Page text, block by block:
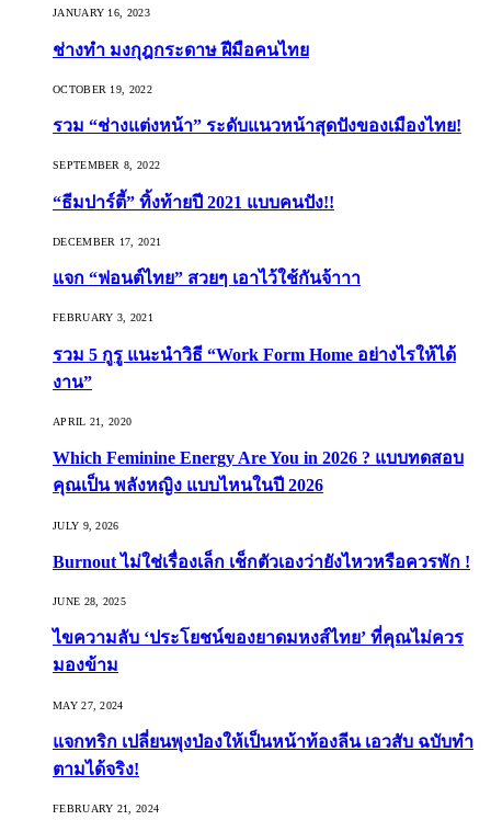
JANUARY 16, 2023
ช่างทำ มงกุฎกระดาษ ฝีมือคนไทย
OCTOBER 19, 2022
รวม “ช่างแต่งหน้า” ระดับแนวหน้าสุดปังของเมืองไทย!
SEPTEMBER 8, 2022
“ธีมปาร์ตี้” ทิ้งท้ายปี 2021 แบบคนปัง!!
DECEMBER 17, 2021
แจก “ฟอนต์ไทย” สวยๆ เอาไว้ใช้กันจ้าาา
FEBRUARY 3, 2021
รวม 5 กูรู แนะนำวิธี “Work Form Home อย่างไรให้ได้
งาน”
APRIL 21, 2020
Which Feminine Energy Are You in 2026 ? แบบทดสอบ
คุณเป็น พลังหญิง แบบไหนในปี 2026
JULY 9, 2026
Burnout ไม่ใช่เรื่องเล็ก เช็กตัวเองว่ายังไหวหรือควรพัก !
JUNE 28, 2025
ไขความลับ ‘ประโยชน์ของยาดมหงส์ไทย’ ที่คุณไม่ควร
มองข้าม
MAY 27, 2024
แจกทริก เปลี่ยนพุงป่องให้เป็นหน้าท้องลีน เอวสับ ฉบับทำ
ตามได้จริง!
FEBRUARY 21, 2024